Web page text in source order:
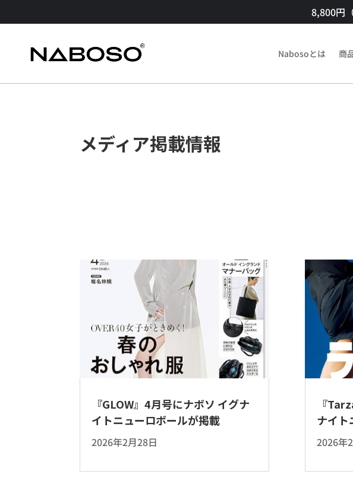
8,800円
Nabosoとは 商
メディア掲載情報
『GLOW』4月号にナボソ イグナ
イトニューロボールが掲載
2026年2月28日
『
ナイト
2026年